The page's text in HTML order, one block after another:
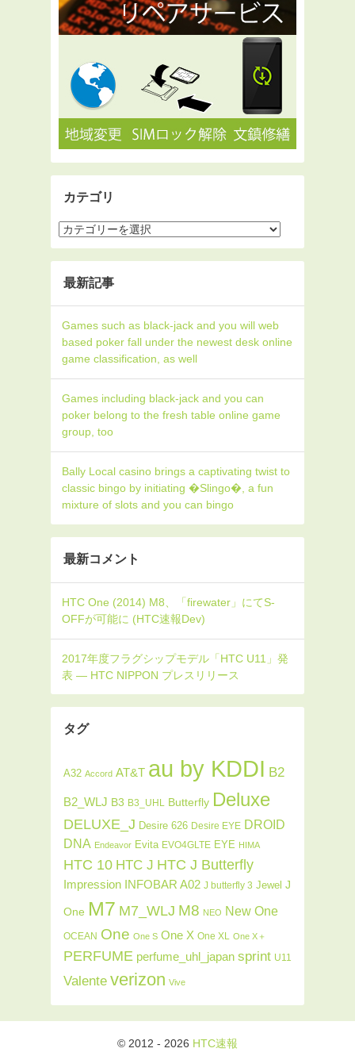
カテゴリ
最新記事
Games such as black-jack and you will web
based poker fall under the newest desk online
game classification, as well
Games including black-jack and you can
poker belong to the fresh table online game
group, too
Bally Local casino brings a captivating twist to
classic bingo by initiating �Slingo�, a fun
mixture of slots and you can bingo
最新コメント
タグ
A32 Accord AT&T au by KDDI B2
B2_WLJ B3 B3_UHL Butterfly Deluxe
DELUXE_J Desire 626 Desire EYE DROID
DNA Endeavor Evita EVO4GLTE EYE HIMA
HTC 10 HTC J HTC J Butterfly
Impression INFOBAR A02 J butterfly 3 Jewel J
One M7 M7_WLJ M8 NEO New One
OCEAN One One S One X One XL One X＋
PERFUME perfume_uhl_japan sprint U11
Valente verizon Vive
© 2012 - 2026 HTC速報